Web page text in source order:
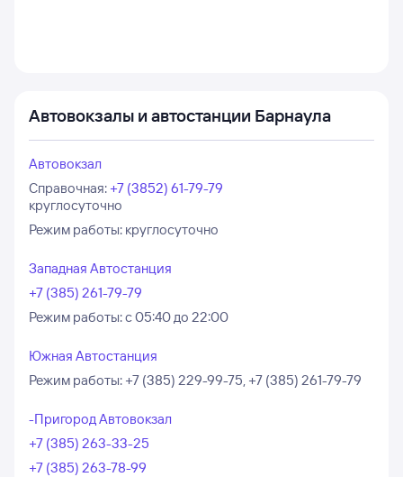
Автовокзалы и автостанции Барнаула
Автовокзал
Справочная: +7 (3852) 61-79-79
круглосуточно
Режим работы: круглосуточно
Западная Автостанция
+7 (385) 261-79-79
Режим работы:с 05:40 до 22:00
Южная Автостанция
Режим работы: +7 (385) 229-99-75, +7 (385) 261-79-79
-Пригород Автовокзал
+7 (385) 263-33-25
+7 (385) 263-78-99